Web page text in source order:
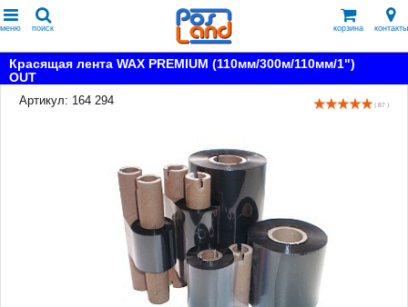
меню поиск корзина контакты
Красящая лента WAX PREMIUM (110мм/300м/110мм/1")
OUT
Артикул: 164 294
( 87 )